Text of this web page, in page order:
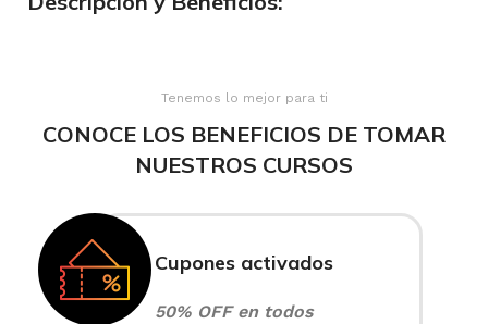
Tenemos lo mejor para ti
CONOCE LOS BENEFICIOS DE TOMAR
NUESTROS CURSOS
Cupones activados
50% OFF en todos